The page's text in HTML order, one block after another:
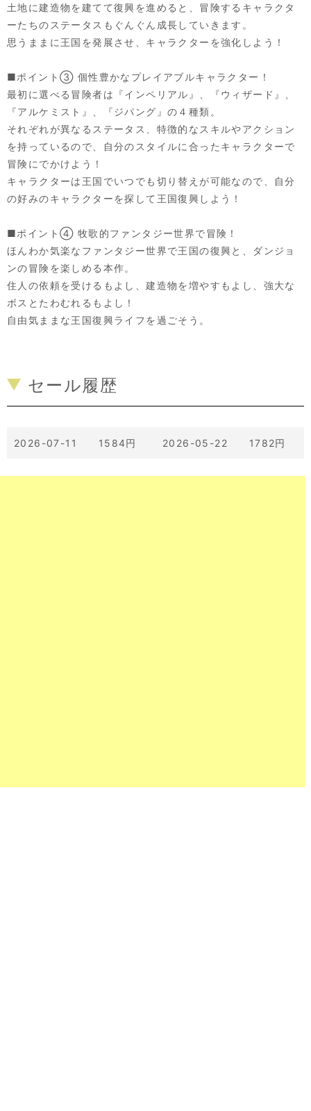
土地に建造物を建てて復興を進めると、冒険するキャラクタ
ーたちのステータスもぐんぐん成長していきます。
思うままに王国を発展させ、キャラクターを強化しよう！
■ポイント③ 個性豊かなプレイアブルキャラクター！
最初に選べる冒険者は『インペリアル』、『ウィザード』、
『アルケミスト』、『ジパング』の４種類。
それぞれが異なるステータス、特徴的なスキルやアクション
を持っているので、自分のスタイルに合ったキャラクターで
冒険にでかけよう！
キャラクターは王国でいつでも切り替えが可能なので、自分
の好みのキャラクターを探して王国復興しよう！
■ポイント④ 牧歌的ファンタジー世界で冒険！
ほんわか気楽なファンタジー世界で王国の復興と、ダンジョ
ンの冒険を楽しめる本作。
住人の依頼を受けるもよし、建造物を増やすもよし、強大な
ボスとたわむれるもよし！
自由気ままな王国復興ライフを過ごそう。
セール履歴
2026-07-11 1584円 2026-05-22 1782円